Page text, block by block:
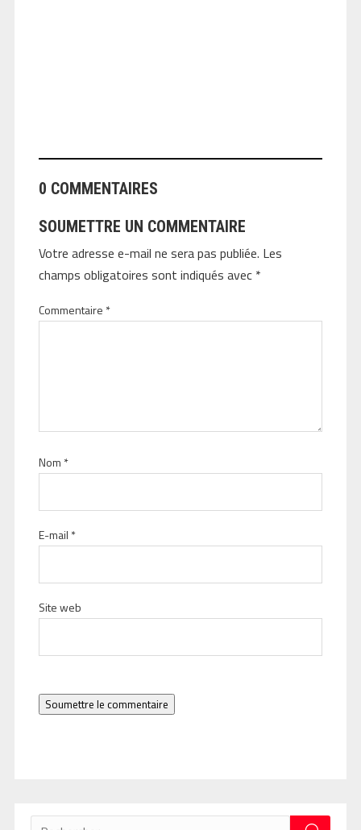
0 COMMENTAIRES
SOUMETTRE UN COMMENTAIRE
Votre adresse e-mail ne sera pas publiée. Les
champs obligatoires sont indiqués avec *
Commentaire *
Nom *
E-mail *
Site web
Soumettre le commentaire